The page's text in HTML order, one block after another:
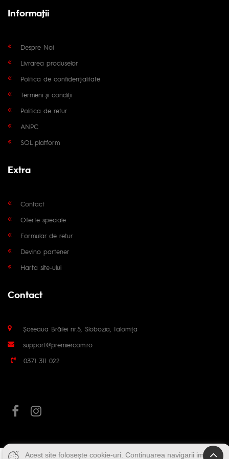
Informaţii
Despre Noi
Livrarea produselor
Politica de confidențialitate
Termeni și condiții
Politica de retur
ANPC
SOL platform
Extra
Contact
Oferte speciale
Formular de retur
Devino partener
Harta site-ului
Contact
Șoseaua Brăilei nr.5, Slobozia, Ialomița
support@premiercom.ro
0371 311 022
Acest site folosește cookie-uri. Continuarea navigarii implica